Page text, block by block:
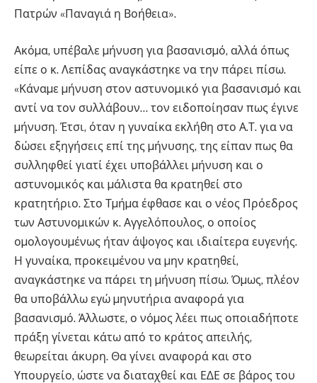
Πατρών «Παναγιά η Βοήθεια».
Ακόµα, υπέβαλε µήνυση για βασανισµό, αλλά όπως
είπε ο κ. Λεπίδας αναγκάστηκε να την πάρει πίσω.
«Κάναµε µήνυση στον αστυνοµικό για βασανισµό και
αντί να τον συλλάβουν… τον ειδοποίησαν πως έγινε
µήνυση. Έτσι, όταν η γυναίκα εκλήθη στο Α.Τ. για να
δώσει εξηγήσεις επί της µήνυσης, της είπαν πως θα
συλληφθεί γιατί έχει υποβάλλει µήνυση και ο
αστυνοµικός και µάλιστα θα κρατηθεί στο
κρατητήριο. Στο Τµήµα έφθασε και ο νέος Πρόεδρος
των Αστυνοµικών κ. Αγγελόπουλος, ο οποίος
οµολογουµένως ήταν άψογος και ιδιαίτερα ευγενής.
Η γυναίκα, προκειµένου να µην κρατηθεί,
αναγκάστηκε να πάρει τη µήνυση πίσω. Όµως, πλέον
θα υποβάλλω εγώ µηνυτήρια αναφορά για
βασανισµό. Άλλωστε, ο νόµος λέει πως οποιαδήποτε
πράξη γίνεται κάτω από το κράτος απειλής,
θεωρείται άκυρη. Θα γίνει αναφορά και στο
Υπουργείο, ώστε να διαταχθεί και Ε∆Ε σε βάρος του